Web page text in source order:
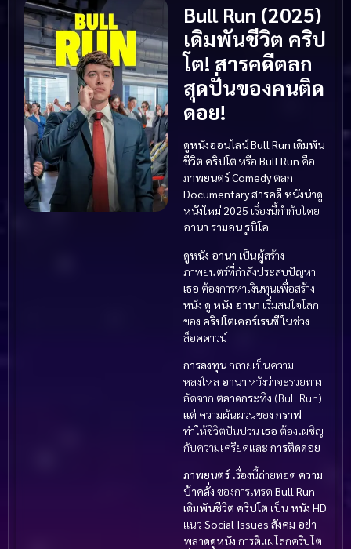
Bull Run (2025)
เดิมพันชีวิต คริป
โต! สารคดีตลก
สุดปั่นของคนติด
ดอย!
ดูหนังออนไลน์ Bull Run เดิมพัน
ชีวิต คริปโต หรือ Bull Run คือ
ภาพยนตร์Comedy ตลก
Documentary สารคดี หนังน่าดู
หนังใหม่ 2025 เรื่องนี้กำกับโดย
อานา รามอน รูบิโอ
ดูหนัง อานา เป็นผู้สร้าง
ภาพยนตร์ที่กำลังประสบปัญหา
เธอ ต้องการหาเงินทุนเพื่อสร้าง
หนัง ดู หนัง อานา เริ่มสนใจโลก
ของ คริปโตเคอร์เรนซีในช่วง
ล็อคดาวน์
การลงทุนกลายเป็นความ
หลงใหล อานา หวังว่าจะรวยทาง
ลัดจาก ตลาดกระทิง (Bull Run)
แต่ ความผันผวนของ กราฟ
ทำให้ชีวิตปั่นป่วน เธอ ต้องเผชิญ
กับความเครียดและ การติดดอย
ภาพยนตร์เรื่องนี้ถ่ายทอด ความ
บ้าคลั่ง ของการเทรด Bull Run
เดิมพันชีวิต คริปโต เป็น หนัง HD
แนว Social Issues สังคม อย่า
พลาดดูหนัง การตีแผ่โลกคริปโต